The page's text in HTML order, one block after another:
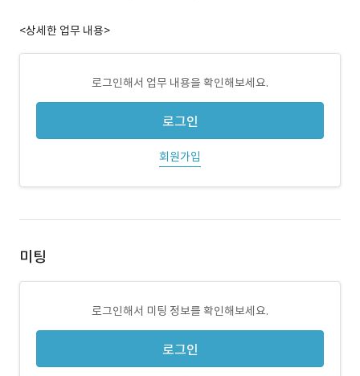
<상세한 업무 내용>
로그인해서 업무 내용을 확인해보세요.
로그인
회원가입
미팅
로그인해서 미팅 정보를 확인해보세요.
로그인